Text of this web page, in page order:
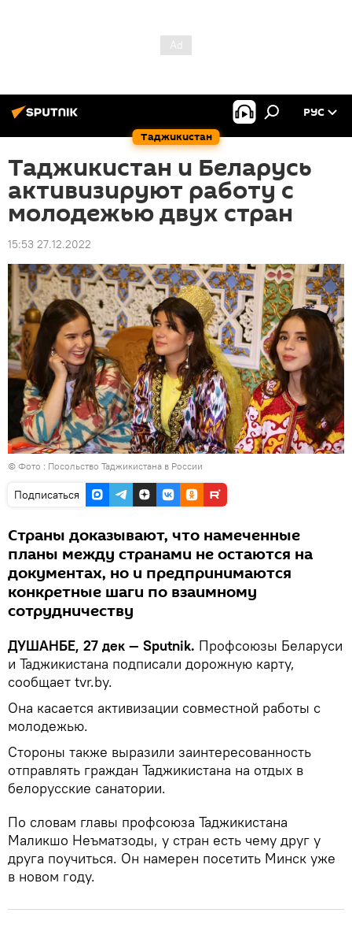
Таджикистан
РУС
Таджикистан и Беларусь
активизируют работу с
молодежью двух стран
15:53 27.12.2022
© Фото : Посольство Таджикистана в России
Подписаться
Страны доказывают, что намеченные
планы между странами не остаются на
документах, но и предпринимаются
конкретные шаги по взаимному
сотрудничеству
ДУШАНБЕ, 27 дек — Sputnik. Профсоюзы Беларуси
и Таджикистана подписали дорожную карту,
сообщает tvr.by.
Она касается активизации совместной работы с
молодежью.
Стороны также выразили заинтересованность
отправлять граждан Таджикистана на отдых в
белорусские санатории.
По словам главы профсоюза Таджикистана
Маликшо Неъматзоды, у стран есть чему друг у
друга поучиться. Он намерен посетить Минск уже
в новом году.